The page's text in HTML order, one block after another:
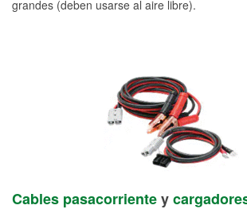
grandes (deben usarse al aire libre).
Cables pasacorrientey